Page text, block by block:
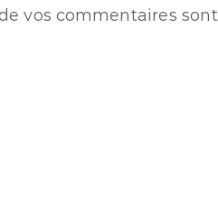
vos commentaires